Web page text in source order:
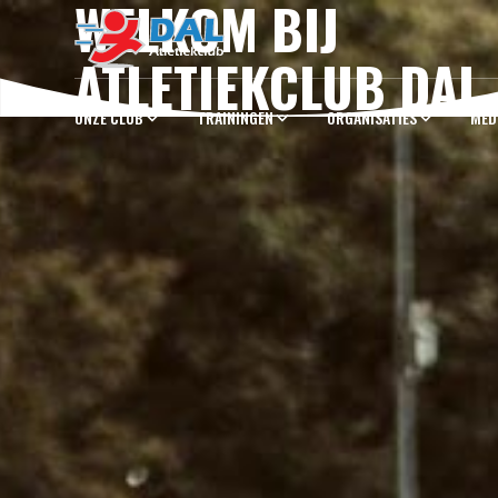
ONZE CLUB TRAININGEN ORGANISATIES
WELKOM BIJ
ATLETIEKCLUB DAL